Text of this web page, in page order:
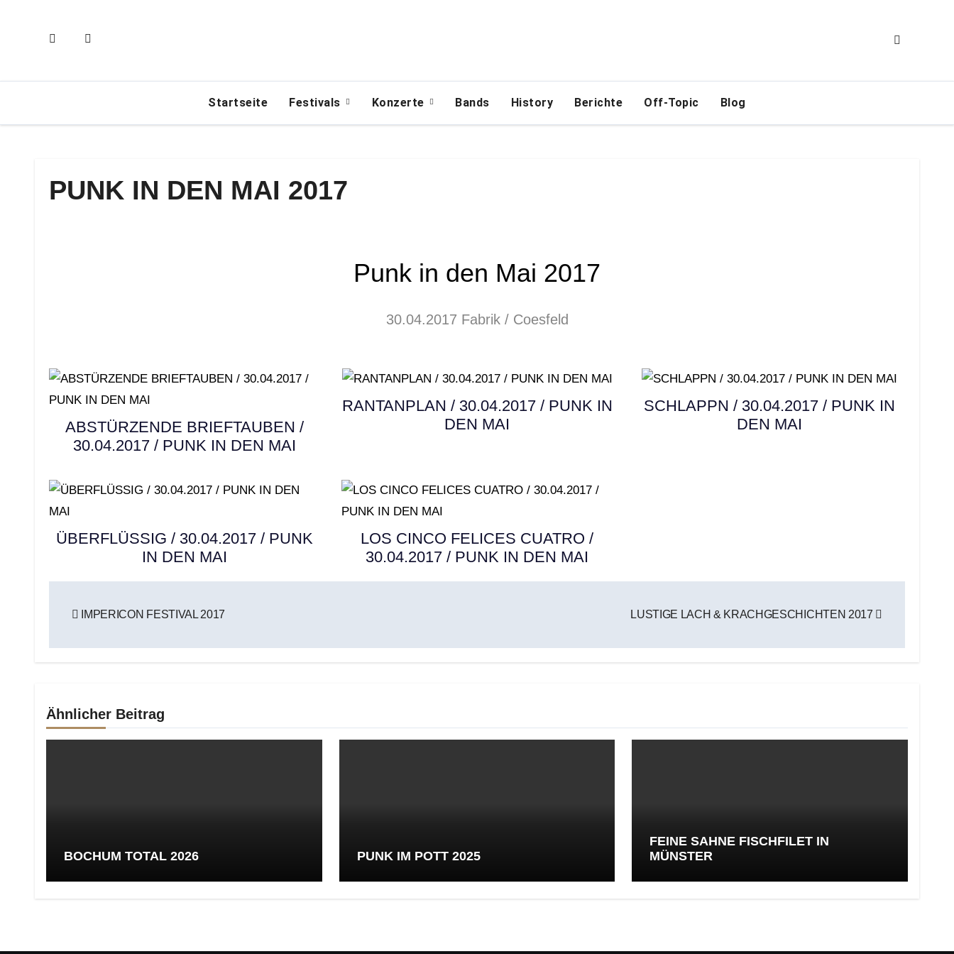
Startseite Festivals Konzerte Bands History Berichte Off-Topic Blog
PUNK IN DEN MAI 2017
Punk in den Mai 2017
30.04.2017 Fabrik / Coesfeld
ABSTÜRZENDE BRIEFTAUBEN /
30.04.2017 / PUNK IN DEN MAI
RANTANPLAN / 30.04.2017 / PUNK IN
DEN MAI
SCHLAPPN / 30.04.2017 / PUNK IN
DEN MAI
ÜBERFLÜSSIG / 30.04.2017 / PUNK
IN DEN MAI
LOS CINCO FELICES CUATRO /
30.04.2017 / PUNK IN DEN MAI
IMPERICON FESTIVAL 2017 LUSTIGE LACH & KRACHGESCHICHTEN 2017
Ähnlicher Beitrag
BOCHUM TOTAL 2026 PUNK IM POTT 2025
FEINE SAHNE FISCHFILET IN
MÜNSTER